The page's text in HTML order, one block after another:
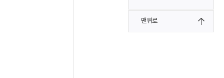
맨위로